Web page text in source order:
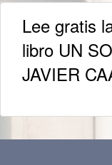
Lee gratis
libro UN
JAVIER